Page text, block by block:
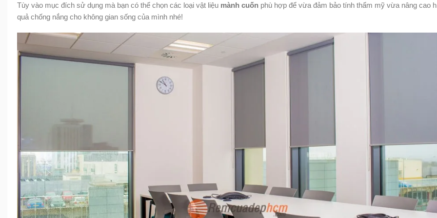
Tùy vào mục đích sử dụng mà bạn có thể chọn các loại vật liệu mành cuốn phù hợp để vừa đảm bảo tính thẩm mỹ vừa nâng cao
quả chống nắng cho không gian sống của mình nhé!